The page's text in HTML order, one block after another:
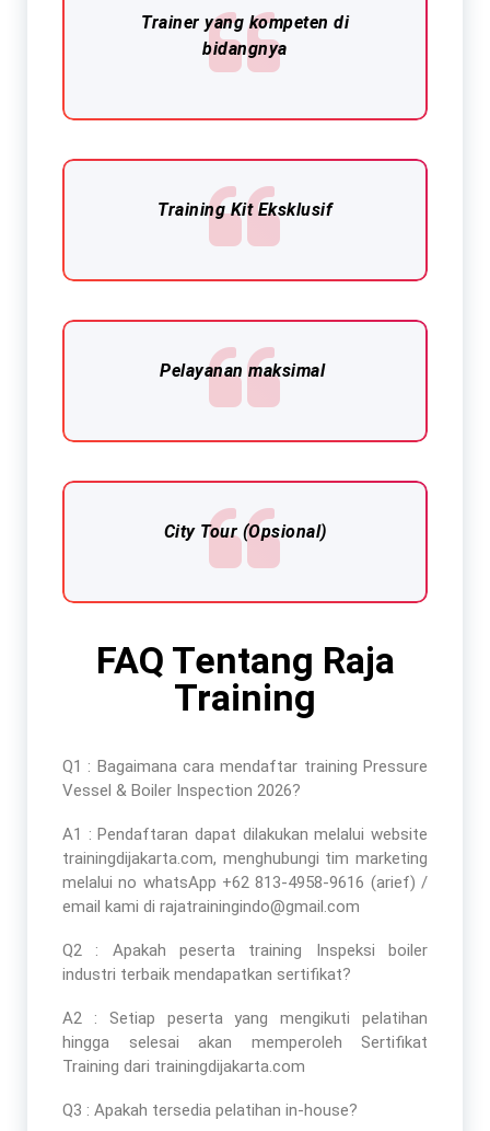
Trainer yang kompeten di
bidangnya
Training Kit Eksklusif​
Pelayanan maksimal
City Tour (Opsional)
FAQ Tentang Raja
Training
Q1 : Bagaimana cara mendaftar training Pressure
Vessel & Boiler Inspection 2026?
A1 : Pendaftaran dapat dilakukan melalui website
trainingdijakarta.com, menghubungi tim marketing
melalui no whatsApp +62 813-4958-9616 (arief) /
email kami di rajatrainingindo@gmail.com
Q2 : Apakah peserta training Inspeksi boiler
industri terbaik mendapatkan sertifikat?
A2 : Setiap peserta yang mengikuti pelatihan
hingga selesai akan memperoleh Sertifikat
Training dari trainingdijakarta.com
Q3 : Apakah tersedia pelatihan in-house?